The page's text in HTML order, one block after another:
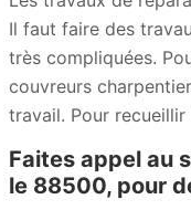
Il faut faire des
très compliquées.
couvreurs
travail. Pour
Faites appel au
le 88500, pour